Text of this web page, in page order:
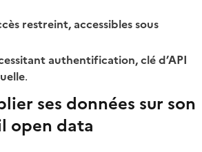
restreint, accessibles sous
authentification, clé d’API
.
ses données sur son
open data